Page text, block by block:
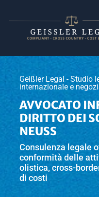
Geißler Legal - Studio
internazionale e
AVVOCATO
DIRITTO DEI
NEUSS
Consulenza legale
conformità delle
olistica, cross-
di costi